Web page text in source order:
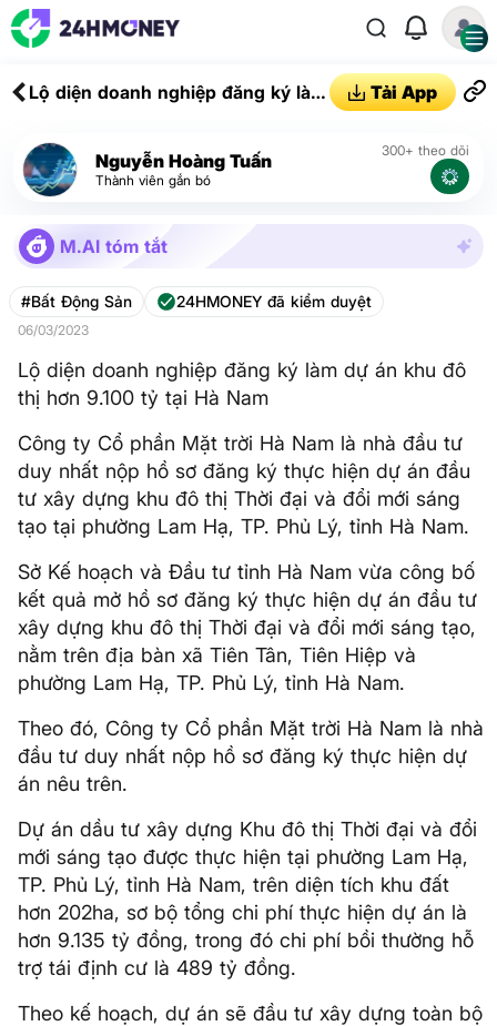
Lộ diện doanh nghiệp đăng ký làm
Hà Nam
Tải App
Nguyễn Hoàng Tuấn
Thành viên gắn bó
300+ theo dõi
M.AI tóm tắt
#Bất Động Sản 24HMONEY đã kiểm duyệt
06/03/2023
Lộ diện doanh nghiệp đăng ký làm dự án khu đô
thị hơn 9.100 tỷ tại Hà Nam
Công ty Cổ phần Mặt trời Hà Nam là nhà đầu tư
duy nhất nộp hồ sơ đăng ký thực hiện dự án đầu
tư xây dựng khu đô thị Thời đại và đổi mới sáng
tạo tại phường Lam Hạ, TP. Phủ Lý, tỉnh Hà Nam.
Sở Kế hoạch và Đầu tư tỉnh Hà Nam vừa công bố
kết quả mở hồ sơ đăng ký thực hiện dự án đầu tư
xây dựng khu đô thị Thời đại và đổi mới sáng tạo,
nằm trên địa bàn xã Tiên Tân, Tiên Hiệp và
phường Lam Hạ, TP. Phủ Lý, tỉnh Hà Nam.
Theo đó, Công ty Cổ phần Mặt trời Hà Nam là nhà
đầu tư duy nhất nộp hồ sơ đăng ký thực hiện dự
án nêu trên.
Dự án dầu tư xây dựng Khu đô thị Thời đại và đổi
mới sáng tạo được thực hiện tại phường Lam Hạ,
TP. Phủ Lý, tỉnh Hà Nam, trên diện tích khu đất
hơn 202ha, sơ bộ tổng chi phí thực hiện dự án là
hơn 9.135 tỷ đồng, trong đó chi phí bồi thường hỗ
trợ tái định cư là 489 tỷ đồng.
Theo kế hoạch, dự án sẽ đầu tư xây dựng toàn bộ